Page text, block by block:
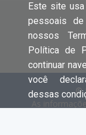
©
Este site
pessoais
nossos
Política de
continuar
você
dessas